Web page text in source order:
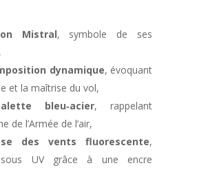
Mistral, symbole de ses
dynamique, évoquant
et la maîtrise du vol,
bleu‑acier, rappelant
de l’Armée de l’air,
des vents fluorescente,
UV grâce à une encre